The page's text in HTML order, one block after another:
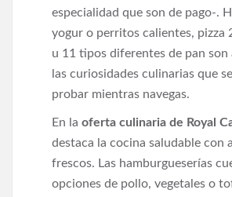
especialidad que son de pago-.
yogur o perritos calientes, pizza
u 11 tipos diferentes de pan son
las curiosidades culinarias que
probar mientras navegas.
En la oferta culinaria de Royal
destaca la cocina saludable con
frescos. Las hamburgueserías
opciones de pollo, vegetales o